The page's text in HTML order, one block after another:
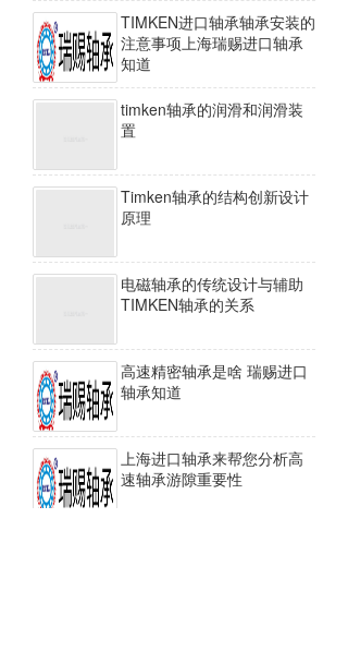
TIMKEN进口轴承轴承安装的
注意事项上海瑞赐进口轴承
知道
timken轴承的润滑和润滑装
置
Timken轴承的结构创新设计
原理
电磁轴承的传统设计与辅助
TIMKEN轴承的关系
高速精密轴承是啥 瑞赐进口
轴承知道
上海进口轴承来帮您分析高
速轴承游隙重要性